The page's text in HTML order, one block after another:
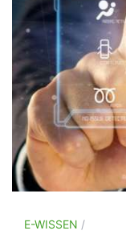
E-WISSEN /